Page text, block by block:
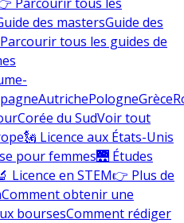
des mastersGuide des
tous les guides de
AutrichePologneGrèce
Corée du SudVoir tout
🗽 Licence aux États-Unis
pour femmes🌉 Études
Licence en STEM👉 Plus de
Comment obtenir une
boursesComment rédiger